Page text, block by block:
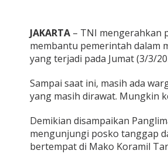
t
a
m
i
a
P
u
p
a
JAKARTA– TNI mengerahkan
membantu pemerintah dalam
yang terjadi pada Jumat (3/3/
Sampai saat ini, masih ada
yang masih dirawat. Mungkin
Demikian disampaikan
mengunjungi posko tanggap
bertempat di Mako Koramil